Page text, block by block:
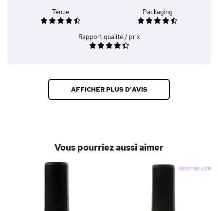
Tenue Packaging
Rapport qualité / prix
AFFICHER PLUS D'AVIS
Vous pourriez aussi aimer